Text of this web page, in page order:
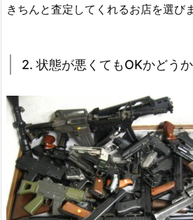
きちんと査定してくれるお店を選び
2. 状態が悪くてもOKかどうか